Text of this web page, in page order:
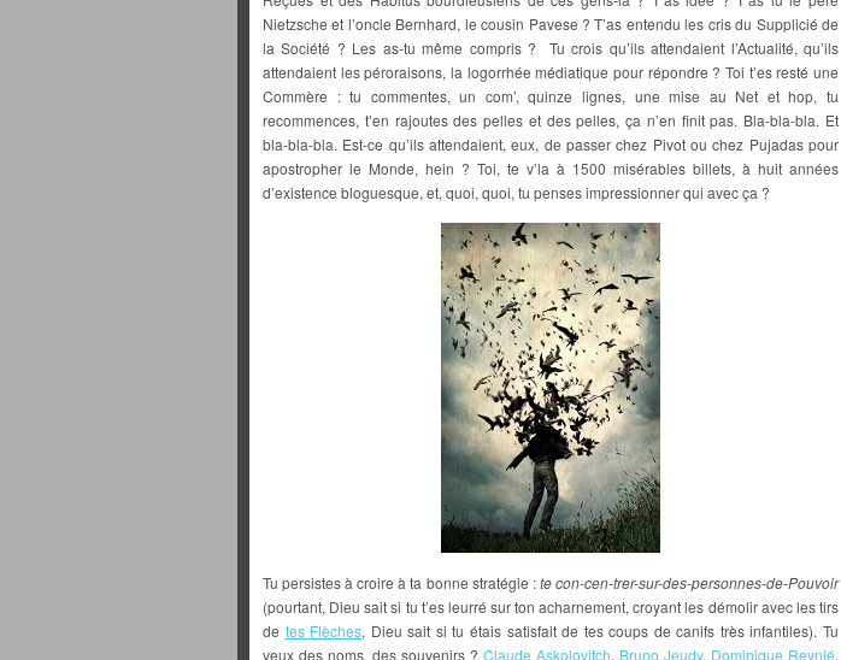
Nietzsche et l’oncle Bernhard, le cousin Pavese ? T’as entendu les cris du Supplicié de
la Société ? Les as-tu même compris ? Tu crois qu’ils attendaient l’Actualité, qu’ils
attendaient les péroraisons, la logorrhée médiatique pour répondre ? Toi t’es resté une
Commère : tu commentes, un com’, quinze lignes, une mise au Net et hop, tu
recommences, t’en rajoutes des pelles et des pelles, ça n’en finit pas. Bla-bla-bla. Et
bla-bla-bla. Est-ce qu’ils attendaient, eux, de passer chez Pivot ou chez Pujadas pour
apostropher le Monde, hein ? Toi, te v’la à 1500 misérables billets, à huit années
d’existence bloguesque, et, quoi, quoi, tu penses impressionner qui avec ça ?
Tu persistes à croire à ta bonne stratégie :te con-cen-trer-sur-des-personnes-de-Pouvoir
(pourtant, Dieu sait si tu t’es leurré sur ton acharnement, croyant les démolir avec les tirs
de tes Flèches, Dieu sait si tu étais satisfait de tes coups de canifs très infantiles). Tu
veux des noms, des souvenirs ? Claude Askolovitch, Bruno Jeudy, Dominique Reynié,